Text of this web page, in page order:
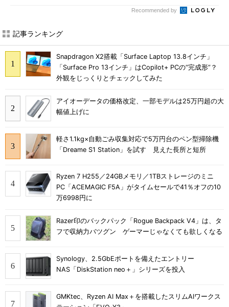
Recommended by
記事ランキング
Snapdragon X2搭載「Surface Laptop 13.8インチ」
「Surface Pro 13インチ」はCopilot+ PCの“完成形”？
外観をじっくりとチェックしてみた
アイオーデータの価格改定、一部モデルは25万円超の大
幅値上げに
軽さ1.1kg×自動ごみ収集対応で5万円台のペン型掃除機
「Dreame S1 Station」を試す 見えた長所と短所
Ryzen 7 H255／24GBメモリ／1TBストレージのミニ
PC「ACEMAGIC F5A」がタイムセールで41％オフの10
万6998円に
Razer印のバックパック「Rogue Backpack V4」は、タ
フで収納力バツグン ゲーマーじゃなくても欲しくなる
Synology、2.5GbEポートを備えたエントリー
NAS「DiskStation neo＋」シリーズを投入
GMKtec、Ryzen AI Max＋を搭載したスリムAIワークス